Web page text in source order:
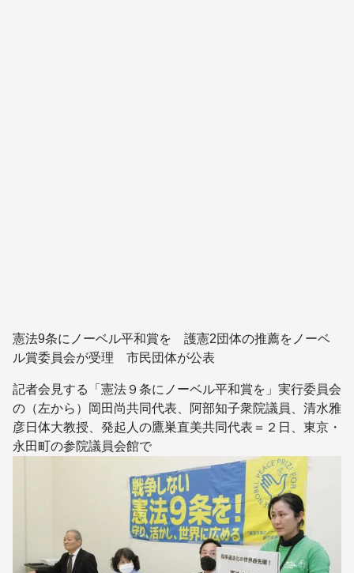
憲法9条にノーベル平和賞を 護憲2団体の推薦をノーベ
ル賞委員会が受理 市民団体が公表
記者会見する「憲法９条にノーベル平和賞を」実行委員会
の（左から）岡田尚共同代表、阿部知子衆院議員、清水雅
彦日体大教授、発起人の鷹巣直美共同代表＝２日、東京・
永田町の参院議員会館で